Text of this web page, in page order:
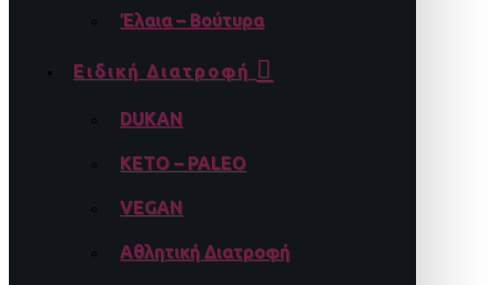
Έλαια – Βούτυρα
Ειδική Διατροφή
DUKAN
KETO – PALEO
VEGAN
Αθλητική Διατροφή